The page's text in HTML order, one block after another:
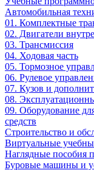
Автомобильная
01. Комплектные
02. Двигатели
03. Трансмиссия
04. Ходовая часть
05. Тормозное
06. Рулевое
07. Кузов и
08.
09. Оборудование
средств
Строительство и
Виртуальные
Наглядные пособия
Буровые машины и